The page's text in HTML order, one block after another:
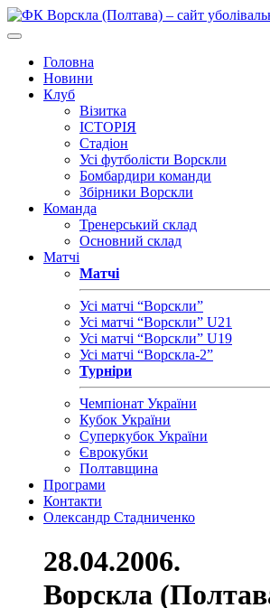
Головна
Новини
Клуб
Візитка
ІСТОРІЯ
Стадіон
Усі футболісти Ворскли
Бомбардири команди
Збірники Ворскли
Команда
Тренерський склад
Основний склад
Матчі
Матчі
Усі матчі “Ворскли”
Усі матчі “Ворскли” U21
Усі матчі “Ворскли” U19
Усі матчі “Ворскла-2”
Турніри
Чемпіонат України
Кубок України
Суперкубок України
Єврокубки
Полтавщина
Програми
Контакти
Олександр Стадниченко
28.04.2006.
Ворскла